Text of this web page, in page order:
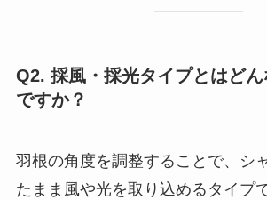
Q2. 採風・採光タイプとはど
ですか？
羽根の角度を調整することで、シ
たまま風や光を取り込めるタイプ